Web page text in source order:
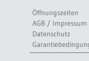
Öffnungszeiten
AGB / Impressum
Datenschutz